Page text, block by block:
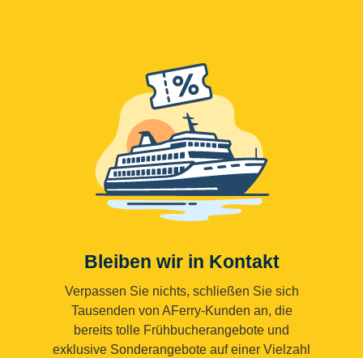
Bleiben wir in Kontakt
Verpassen Sie nichts, schließen Sie sich
Tausenden von AFerry-Kunden an, die
bereits tolle Frühbucherangebote und
exklusive Sonderangebote auf einer Vielzahl